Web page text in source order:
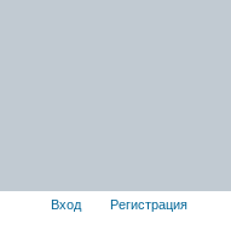
Вход Регистрация